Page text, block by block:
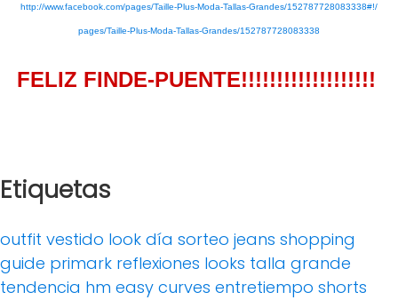
http://www.facebook.com/pages/Taille-Plus-Moda-Tallas-Grandes/152787728083338#!/
pages/Taille-Plus-Moda-Tallas-Grandes/152787728083338
FELIZ FINDE-PUENTE!!!!!!!!!!!!!!!!!!!
Etiquetas
outfit vestido look día sorteo jeans shopping
guide primark reflexiones looks talla grande
tendencia hm easy curves entretiempo shorts